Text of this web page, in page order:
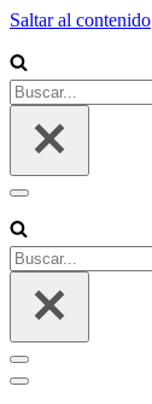
Saltar al contenido